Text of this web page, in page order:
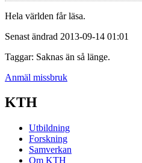
Hela världen får läsa.
Senast ändrad 2013-09-14 01:01
Taggar: Saknas än så länge.
Anmäl missbruk
KTH
Utbildning
Forskning
Samverkan
Om KTH